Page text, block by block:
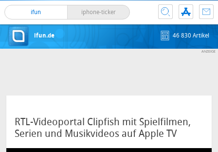
ifun iphone-ticker
ifun.de 46 830 Artikel
RTL-Videoportal Clipfish mit Spielfilmen,
Serien und Musikvideos auf Apple TV